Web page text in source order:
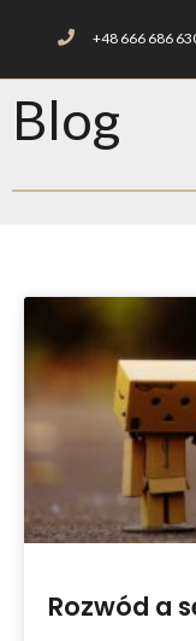
+48 666 686
Blog
Rozwód a